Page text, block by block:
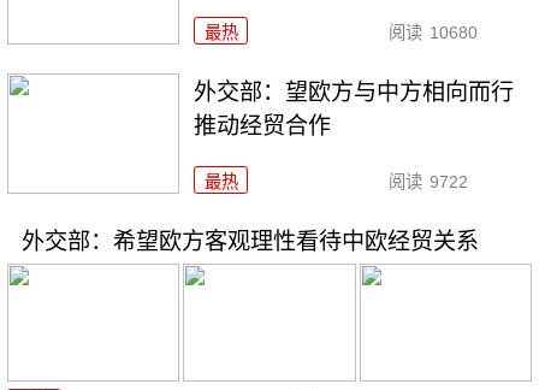
最热 阅读 10680
外交部：望欧方与中方相向而行
推动经贸合作
最热 阅读 9722
外交部：希望欧方客观理性看待中欧经贸关系